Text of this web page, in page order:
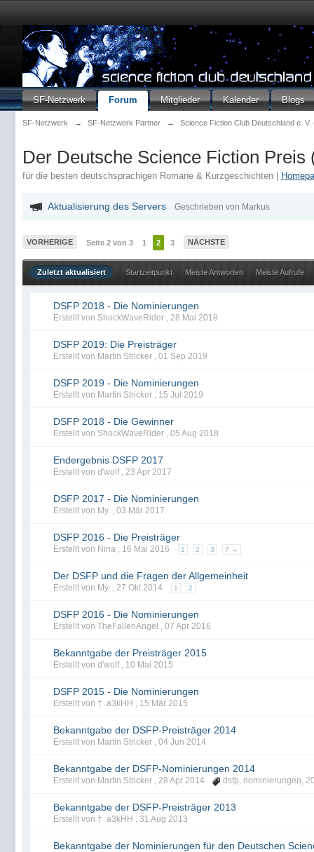
SF-Netzwerk Forum Mitglieder Kalender Blogs
SF-Netzwerk → SF-Netzwerk Partner → Science Fiction Club Deutschland e. V.
Der Deutsche Science Fiction Preis
für die besten deutschsprachigen Romane & Kurzgeschichten |
Aktualisierung des Servers Geschrieben von Markus
VORHERIGE Seite 2 von 3 1 2 3 NÄCHSTE
Zuletzt aktualisiert Startzeitpunkt Meiste Antworten Meiste Aufrufe
DSFP 2018 - Die Nominierungen
Erstellt von ShockWaveRider , 28 Mai 2018
DSFP 2019: Die Preisträger
Erstellt von Martin Stricker , 01 Sep 2019
DSFP 2019 - Die Nominierungen
Erstellt von Martin Stricker , 15 Jul 2019
DSFP 2018 - Die Gewinner
Erstellt von ShockWaveRider , 05 Aug 2018
Endergebnis DSFP 2017
Erstellt von d'wolf , 23 Apr 2017
DSFP 2017 - Die Nominierungen
Erstellt von My. , 03 Mär 2017
DSFP 2016 - Die Preisträger
Erstellt von Nina , 16 Mai 2016 1 2 3 7 →
Der DSFP und die Fragen der Allgemeinheit
Erstellt von My. , 27 Okt 2014 1 2
DSFP 2016 - Die Nominierungen
Erstellt von TheFallenAngel , 07 Apr 2016
Bekanntgabe der Preisträger 2015
Erstellt von d'wolf , 10 Mai 2015
DSFP 2015 - Die Nominierungen
Erstellt von † a3kHH , 15 Mär 2015
Bekanntgabe der DSFP-Preisträger 2014
Erstellt von Martin Stricker , 04 Jun 2014
Bekanntgabe der DSFP-Nominierungen 2014
Erstellt von Martin Stricker , 28 Apr 2014 dsfp, nominierungen,
Bekanntgabe der DSFP-Preisträger 2013
Erstellt von † a3kHH , 31 Aug 2013
Bekanntgabe der Nominierungen für den Deutschen